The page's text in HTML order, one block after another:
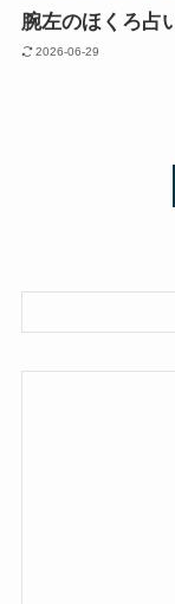
腕左のほくろ占
2026-06-29